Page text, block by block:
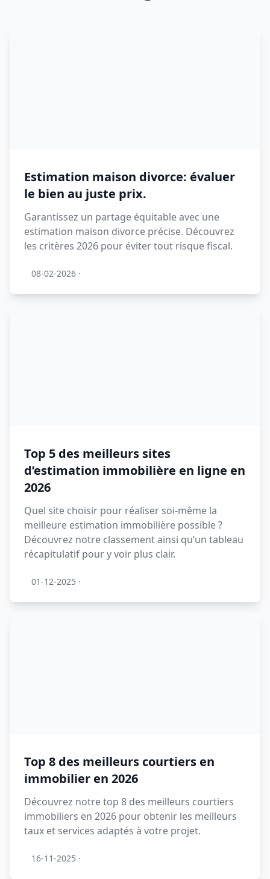
Estimation maison divorce: évaluer
le bien au juste prix.
Garantissez un partage équitable avec une
estimation maison divorce précise. Découvrez
les critères 2026 pour éviter tout risque fiscal.
08-02-2026 ·
Top 5 des meilleurs sites
d’estimation immobilière en ligne en
2026
Quel site choisir pour réaliser soi-même la
meilleure estimation immobilière possible ?
Découvrez notre classement ainsi qu’un tableau
récapitulatif pour y voir plus clair.
01-12-2025 ·
Top 8 des meilleurs courtiers en
immobilier en 2026
Découvrez notre top 8 des meilleurs courtiers
immobiliers en 2026 pour obtenir les meilleurs
taux et services adaptés à votre projet.
16-11-2025 ·